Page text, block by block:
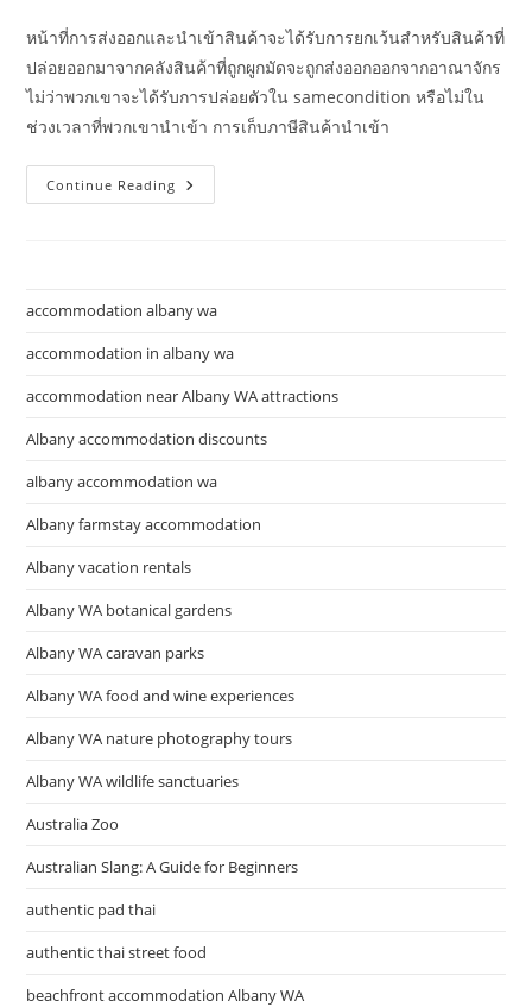
หน้าที่การส่งออกและนำเข้าสินค้าจะได้รับการยกเว้นสำหรับสินค้าที่
ปล่อยออกมาจากคลังสินค้าที่ถูกผูกมัดจะถูกส่งออกออกจากอาณาจักร
ไม่ว่าพวกเขาจะได้รับการปล่อยตัวใน samecondition หรือไม่ใน
ช่วงเวลาที่พวกเขานำเข้า การเก็บภาษีสินค้านำเข้า
Continue Reading รู้จัก
กับ
accommodation albany wa
accommodation in albany wa
accommodation near Albany WA attractions
Albany accommodation discounts
albany accommodation wa
Albany farmstay accommodation
Albany vacation rentals
Albany WA botanical gardens
Albany WA caravan parks
Albany WA food and wine experiences
Albany WA nature photography tours
Albany WA wildlife sanctuaries
Australia Zoo
Australian Slang: A Guide for Beginners
authentic pad thai
authentic thai street food
beachfront accommodation Albany WA